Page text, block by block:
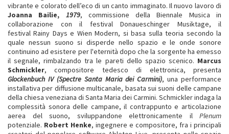
vibrante e colorato dell’eco di un canto immaginato. Il nuovo lavoro di
Joanna Bailie, 1979, commissione della Biennale Musica in
collaborazione con il festival Donaueschinger Musiktage, il
festival Rainy Days e Wien Modern, si basa sulla teoria secondo la
quale nessun suono si disperde nello spazio e le onde sonore
continuino ad esistere per l'eternità dopo che la sorgente ha emesso
il segnale, rimbalzando tra le pareti dello spazio scenico. Marcus
Schmickler, compositore tedesco di elettronica, presenta
Glockenbuch IV (Spectre Santa Maria dei Carmini), una performance
installativa per diffusione multicanale, basata sui suoni delle campane
della chiesa veneziana di Santa Maria dei Carmini. Schmickler indaga la
complessità sonora delle campane, il contrappunto e articolazione
aerea del suono, sviluppandone elettronicamente il Plenum
potenziale. Robert Henke, ingegnere e compositore, fra i principali